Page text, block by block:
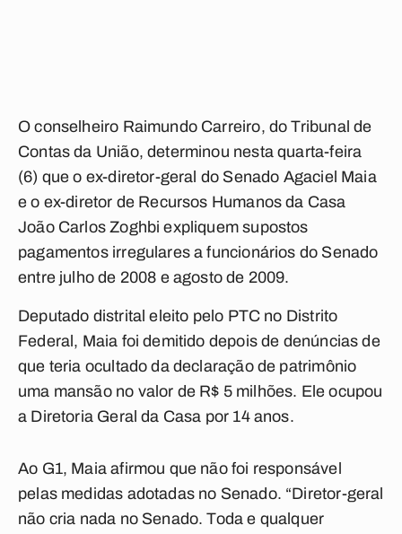
O conselheiro Raimundo Carreiro, do Tribunal de
Contas da União, determinou nesta quarta-feira
(6) que o ex-diretor-geral do Senado Agaciel Maia
e o ex-diretor de Recursos Humanos da Casa
João Carlos Zoghbi expliquem supostos
pagamentos irregulares a funcionários do Senado
entre julho de 2008 e agosto de 2009.
Deputado distrital eleito pelo PTC no Distrito
Federal, Maia foi demitido depois de denúncias de
que teria ocultado da declaração de patrimônio
uma mansão no valor de R$ 5 milhões. Ele ocupou
a Diretoria Geral da Casa por 14 anos.
Ao G1, Maia afirmou que não foi responsável
pelas medidas adotadas no Senado. “Diretor-geral
não cria nada no Senado. Toda e qualquer